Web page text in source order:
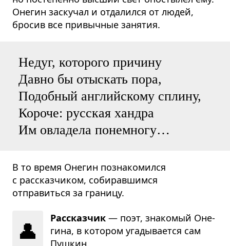
Онегин заскучал и отдалился от людей,
бросив все привычные занятия.
Недуг, которого причину
Давно бы отыскать пора,
Подобный английскому сплину,
Короче: русская хандра
Им овладела понемногу…
В то время Онегин познакомился
с рассказчиком, собиравшимся
отправиться за границу.
👤 Рассказчик — поэт, зна­ко­мый Оне­
гина, в кото­ром уга­ды­ва­ется сам
Пуш­кин.